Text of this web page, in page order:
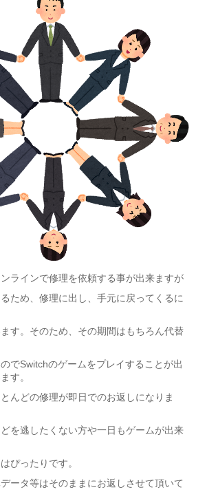
ラインで修理を依頼する事が出来ますが
ため、修理に出し、手元に戻ってくるに
す。そのため、その期間はもちろん代替
でSwitchのゲームをプレイすることが出
す。
んどの修理が即日でのお返しになりま
を逃したくない方や一日もゲームが出来
ぴったりです。
ータ等はそのままにお返しさせて頂いて